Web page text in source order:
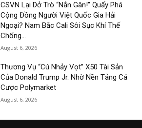
CSVN Lại Dở Trò “Nắn Gân!” Quấy Phá
Cộng Đồng Người Việt Quốc Gia Hải
Ngoại? Nam Bắc Cali Sôi Sục Khí Thế
Chống...
August 6, 2026
Thương Vụ “Cú Nhảy Vọt” X50 Tài Sản
Của Donald Trump Jr. Nhờ Nền Tảng Cá
Cược Polymarket
August 6, 2026